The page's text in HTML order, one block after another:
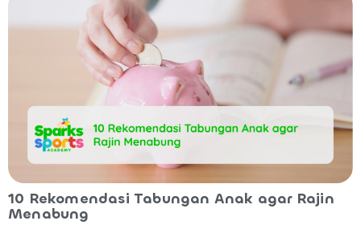
10 Rekomendasi Tabungan Anak agar Rajin
Menabung